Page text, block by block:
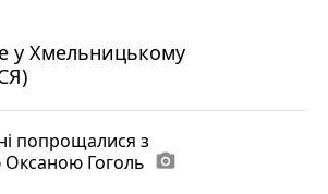
у Хмельницькому
попрощалися з
Гоголь photo_camera